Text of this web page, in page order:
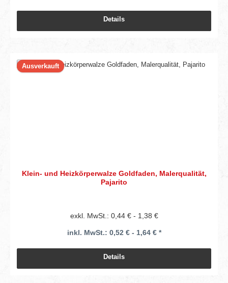
Details
Ausverkauft
Klein- und Heizkörperwalze Goldfaden, Malerqualität,
Pajarito
exkl. MwSt.: 0,44 € - 1,38 €
inkl. MwSt.: 0,52 € - 1,64 € *
Details